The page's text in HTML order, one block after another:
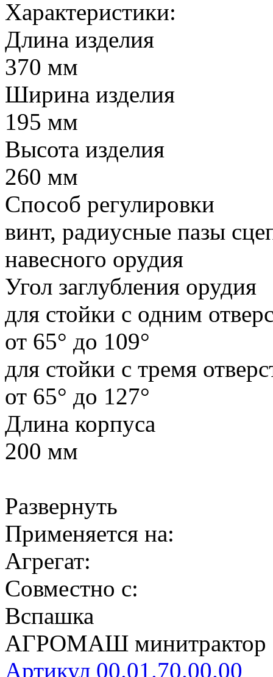
Характеристики:
Длина изделия
370 мм
Ширина изделия
195 мм
Высота изделия
260 мм
Способ регулировки
винт, радиусные пазы
навесного орудия
Угол заглубления орудия
для стойки с одним
от 65° до 109°
для стойки с тремя
от 65° до 127°
Длина корпуса
200 мм
Развернуть
Применяется на:
Агрегат:
Совместно с:
Вспашка
АГРОМАШ
Артикул 00.01.70.00.00